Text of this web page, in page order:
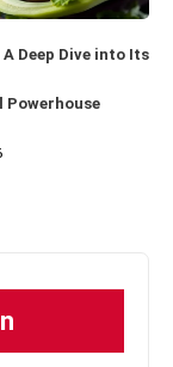
Deep Dive into Its